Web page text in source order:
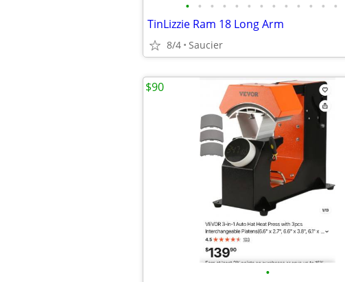
• • • • • • • • • • • • •
TinLizzie Ram 18 Long Arm
8/4 Saucier
•
$90